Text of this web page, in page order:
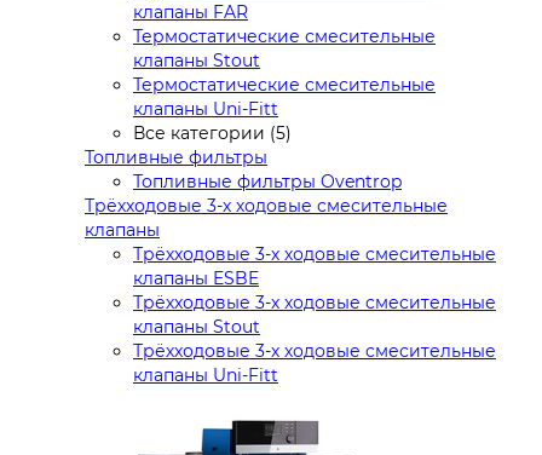
клапаны FAR
Термостатические смесительные
клапаны Stout
Термостатические смесительные
клапаны Uni-Fitt
Все категории (5)
Топливные фильтры
Топливные фильтры Oventrop
Трёхходовые 3-х ходовые смесительные
клапаны
Трёхходовые 3-х ходовые смесительные
клапаны ESBE
Трёхходовые 3-х ходовые смесительные
клапаны Stout
Трёхходовые 3-х ходовые смесительные
клапаны Uni-Fitt